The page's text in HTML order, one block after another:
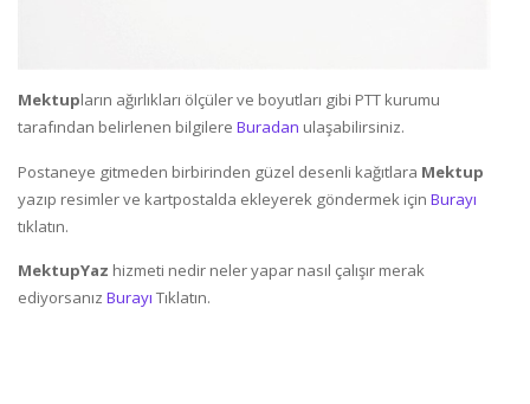
Mektupların ağırlıkları ölçüler ve boyutları gibi PTT kurumu
tarafından belirlenen bilgilere Buradan ulaşabilirsiniz.
Postaneye gitmeden birbirinden güzel desenli kağıtlara Mektup
yazıp resimler ve kartpostalda ekleyerek göndermek için Burayı
tıklatın.
MektupYaz hizmeti nedir neler yapar nasıl çalışır merak
ediyorsanız Burayı Tıklatın.